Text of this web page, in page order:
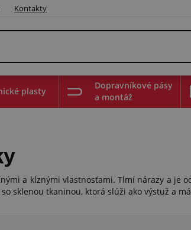
Kontakty
plasty
Dopravníkové pásy
a montáž
a klznými vlastnosťami. Tlmí nárazy a je
sklenou tkaninou, ktorá slúži ako výstuž a